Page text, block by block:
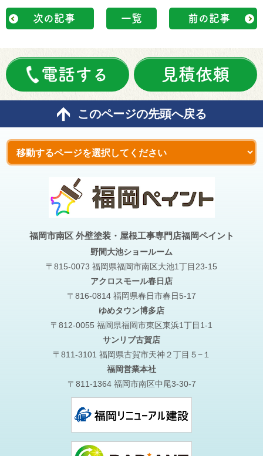
次の記事 一覧 前の記事
電話する 見積依頼
このページの先頭へ戻る
福岡市南区 外壁塗装・屋根工事専門店福岡ペイント
野間大池ショールーム
〒815-0073 福岡県福岡市南区大池1丁目23-15
アクロスモール春日店
〒816-0814 福岡県春日市春日5-17
ゆめタウン博多店
〒812-0055 福岡県福岡市東区東浜1丁目1-1
サンリブ古賀店
〒811-3101 福岡県古賀市天神２丁目５−１
福岡営業本社
〒811-1364 福岡市南区中尾3-30-7